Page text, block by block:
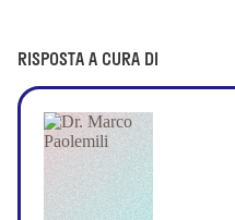
RISPOSTA A CURA DI